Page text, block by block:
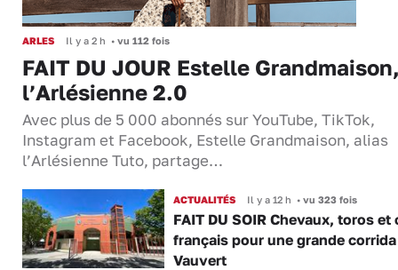
ARLES Il y a 2 h • vu 112 fois
FAIT DU JOUR Estelle
l’Arlésienne 2.0
Avec plus de 5 000 abonnés sur YouTube, TikTok,
Instagram et Facebook, Estelle Grandmaison, alias
l’Arlésienne Tuto, partage…
ACTUALITÉS Il y a 12 h •vu 323 fois
FAIT DU SOIR Chevaux, toros et
français pour une grande corrida
Vauvert